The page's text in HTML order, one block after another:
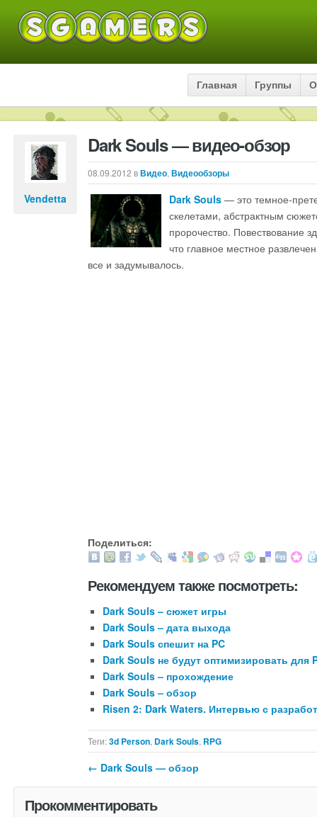
Главная Группы О
Vendetta
Dark Souls — видео-обзор
08.09.2012 вВидео, Видеообзоры
Dark Souls — это темное-
скелетами, абстрактным
пророчество. Повествование
что главное местное
все и задумывалось.
Поделиться:
Рекомендуем также посмотреть:
Dark Souls – сюжет игры
Dark Souls – дата выхода
Dark Souls спешит на PC
Dark Souls не будут оптимизировать для
Dark Souls – прохождение
Dark Souls – обзор
Risen 2: Dark Waters. Интервью с
Теги:3d Person, Dark Souls, RPG
← Dark Souls — обзор
Прокомментировать